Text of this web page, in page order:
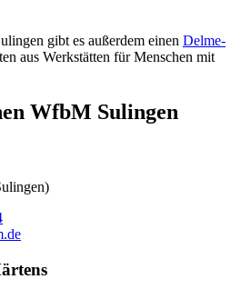
gibt es außerdem einen Delme-
aus Werkstätten für Menschen mit
WfbM Sulingen